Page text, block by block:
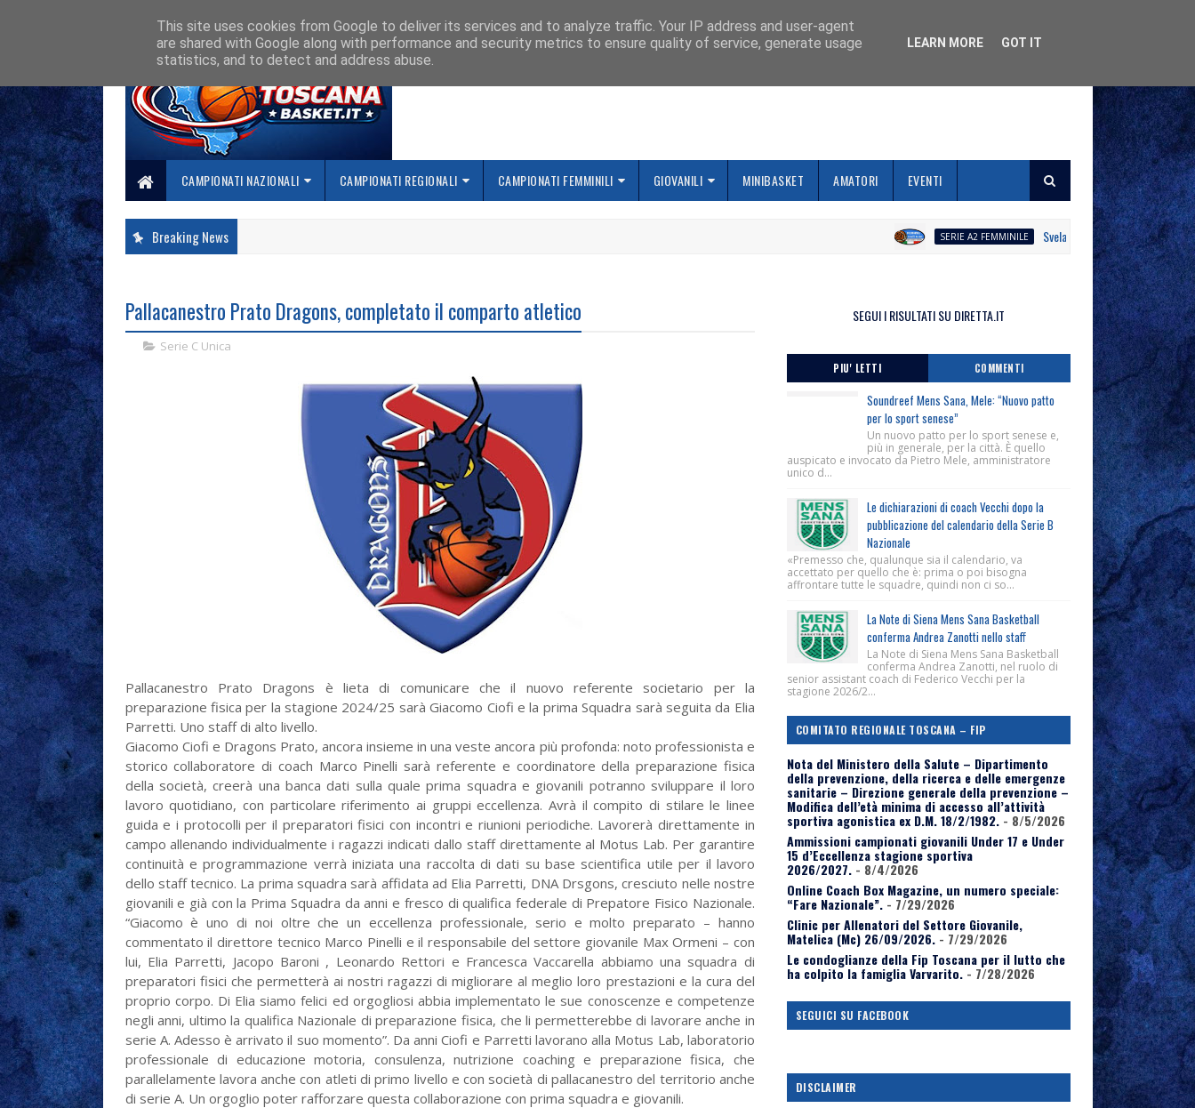
CAMPIONATI NAZIONALI CAMPIONATI REGIONALI CAMPIONATI FEMMINILI GIOVANILI MINIBASKET AMATORI EVENTI
Breaking News SERIE A2 FEMMINILE Svelato il calendario la Polisportiva
Pallacanestro Prato Dragons, completato il comparto atletico
Serie C Unica
Pallacanestro Prato Dragons è lieta di comunicare che il nuovo referente societario per la
preparazione fisica per la stagione 2024/25 sarà Giacomo Ciofi e la prima Squadra sarà seguita da Elia
Parretti. Uno staff di alto livello.
Giacomo Ciofi e Dragons Prato, ancora insieme in una veste ancora più profonda: noto professionista e
storico collaboratore di coach Marco Pinelli sarà referente e coordinatore della preparazione fisica
della società, creerà una banca dati sulla quale prima squadra e giovanili potranno sviluppare il loro
lavoro quotidiano, con particolare riferimento ai gruppi eccellenza. Avrà il compito di stilare le linee
guida e i protocolli per il preparatori fisici con incontri e riunioni periodiche. Lavorerà direttamente in
campo allenando individualmente i ragazzi indicati dallo staff direttamente al Motus Lab. Per garantire
continuità e programmazione verrà iniziata una raccolta di dati su base scientifica utile per il lavoro
dello staff tecnico. La prima squadra sarà affidata ad Elia Parretti, DNA Drsgons, cresciuto nelle nostre
giovanili e già con la Prima Squadra da anni e fresco di qualifica federale di Prepatore Fisico Nazionale.
“Giacomo è uno di noi oltre che un eccellenza professionale, serio e molto preparato – hanno
commentato il direttore tecnico Marco Pinelli e il responsabile del settore giovanile Max Ormeni – con
lui, Elia Parretti, Jacopo Baroni , Leonardo Rettori e Francesca Vaccarella abbiamo una squadra di
preparatori fisici che permetterà ai nostri ragazzi di migliorare al meglio loro prestazioni e la cura del
proprio corpo. Di Elia siamo felici ed orgogliosi abbia implementato le sue conoscenze e competenze
negli anni, ultimo la qualifica Nazionale di preparazione fisica, che li permetterebbe di lavorare anche in
serie A. Adesso è arrivato il suo momento”. Da anni Ciofi e Parretti lavorano alla Motus Lab, laboratorio
professionale di educazione motoria, consulenza, nutrizione coaching e preparazione fisica, che
parallelamente lavora anche con atleti di primo livello e con società di pallacanestro del territorio anche
di serie A. Un orgoglio poter rafforzare questa collaborazione con prima squadra e giovanili.
SEGUI I RISULTATI SU DIRETTA.IT
PIU' LETTI COMMENTI
Soundreef Mens Sana, Mele: “Nuovo patto
per lo sport senese”
Un nuovo patto per lo sport senese e,
più in generale, per la città. È quello
auspicato e invocato da Pietro Mele, amministratore
unico d...
Le dichiarazioni di coach Vecchi dopo la
pubblicazione del calendario della Serie B
Nazionale
«Premesso che, qualunque sia il calendario, va
accettato per quello che è: prima o poi bisogna
affrontare tutte le squadre, quindi non ci so...
La Note di Siena Mens Sana Basketball
conferma Andrea Zanotti nello staff
La Note di Siena Mens Sana Basketball
conferma Andrea Zanotti, nel ruolo di
senior assistant coach di Federico Vecchi per la
stagione 2026/2...
COMITATO REGIONALE TOSCANA – FIP
Nota del Ministero della Salute – Dipartimento
della prevenzione, della ricerca e delle emergenze
sanitarie – Direzione generale della prevenzione –
Modifica dell’età minima di accesso all’attività
sportiva agonistica ex D.M. 18/2/1982.- 8/5/2026
Ammissioni campionati giovanili Under 17 e Under
15 d’Eccellenza stagione sportiva
2026/2027.- 8/4/2026
Online Coach Box Magazine, un numero speciale:
“Fare Nazionale”.- 7/29/2026
Clinic per Allenatori del Settore Giovanile,
Matelica (Mc) 26/09/2026.- 7/29/2026
Le condoglianze della Fip Toscana per il lutto che
ha colpito la famiglia Varvarito.- 7/28/2026
SEGUICI SU FACEBOOK
DISCLAIMER
This site uses cookies from Google to deliver its services and to analyze traffic. Your IP address and user-agent
are shared with Google along with performance and security metrics to ensure quality of service, generate usage
statistics, and to detect and address abuse.
LEARN MORE GOT IT